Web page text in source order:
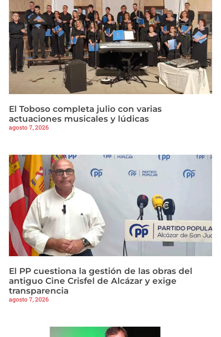
El Toboso completa julio con varias
actuaciones musicales y lúdicas
agosto 7, 2026
El PP cuestiona la gestión de las obras del
antiguo Cine Crisfel de Alcázar y exige
transparencia
agosto 7, 2026